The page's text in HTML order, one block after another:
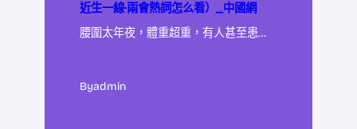
近生一線·兩會熱詞怎么看）_中國網
腰圍太年夜，體重超重，有人甚至患…
Byadmin